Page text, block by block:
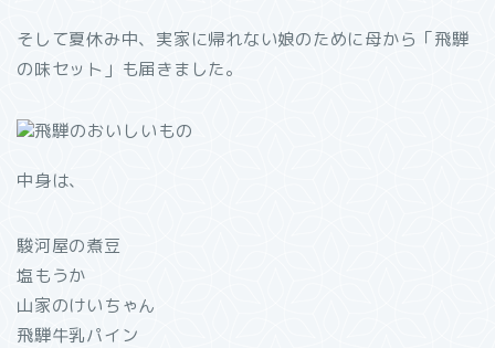
そして夏休み中、実家に帰れない娘のために母から「飛騨
の味セット」も届きました。
中身は、
駿河屋の煮豆
塩もうか
山家のけいちゃん
飛騨牛乳パイン